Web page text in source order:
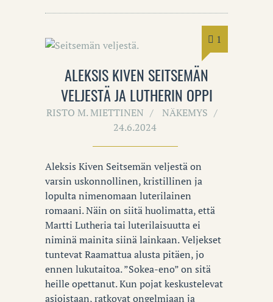
1
ALEKSIS KIVEN SEITSEMÄN
VELJESTÄ JA LUTHERIN OPPI
RISTO M. MIETTINEN
NÄKEMYS
24.6.2024
Aleksis Kiven Seitsemän veljestä on
varsin uskonnollinen, kristillinen ja
lopulta nimenomaan luterilainen
romaani. Näin on siitä huolimatta, että
Martti Lutheria tai luterilaisuutta ei
niminä mainita siinä lainkaan. Veljekset
tuntevat Raamattua alusta pitäen, jo
ennen lukutaitoa. ”Sokea-eno” on sitä
heille opettanut. Kun pojat keskustelevat
asioistaan, ratkovat ongelmiaan ja